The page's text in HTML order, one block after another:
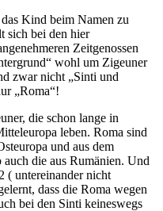
Kind beim Namen zu
sich bei den hier
Zeitgenossen
wohl um Zigeuner
zwar nicht „Sinti und
„Roma“!
die schon lange in
leben. Roma sind
und aus dem
auch die aus Rumänien. Und
( untereinander nicht
dass die Roma wegen
bei den Sinti keineswegs